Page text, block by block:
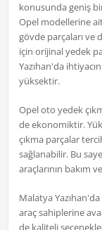
konusunda geniş
Opel modellerine
gövde parçaları ve
için orijinal yedek
Yazıhan'da
yüksektir.
Opel oto yedek
de ekonomiktir.
çıkma parçalar
sağlanabilir. Bu
araçlarının bakım
Malatya
araç sahiplerine
de kaliteli